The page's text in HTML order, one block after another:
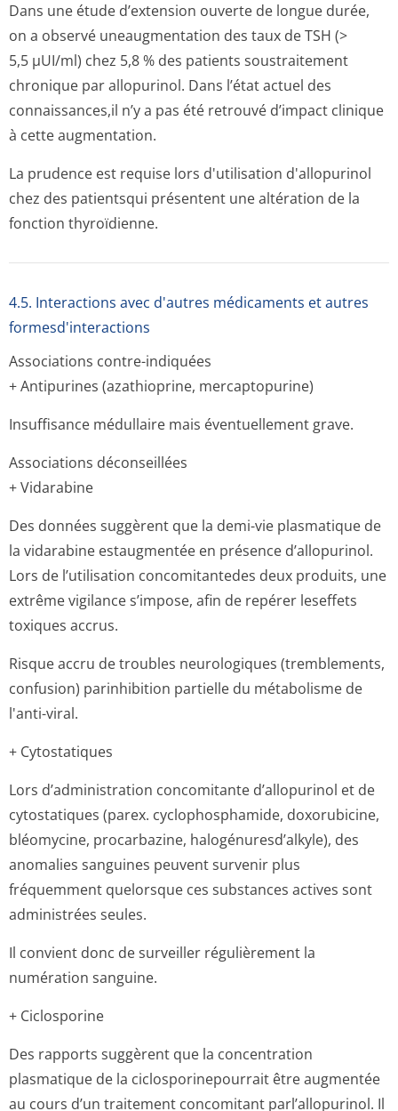
Dans une étude d’extension ouverte de longue durée,
on a observé uneaugmentation des taux de TSH (>
5,5 µUI/ml) chez 5,8 % des patients soustraitement
chronique par allopurinol. Dans l’état actuel des
connaissances,il n’y a pas été retrouvé d’impact clinique
à cette augmentation.
La prudence est requise lors d'utilisation d'allopurinol
chez des patientsqui présentent une altération de la
fonction thyroïdienne.
4.5. Interactions avec d'autres médicaments et autres
formesd'interactions
Associations contre-indiquées
+ Antipurines (azathioprine, mercaptopurine)
Insuffisance médullaire mais éventuellement grave.
Associations déconseillées
+ Vidarabine
Des données suggèrent que la demi-vie plasmatique de
la vidarabine estaugmentée en présence d’allopurinol.
Lors de l’utilisation concomitantedes deux produits, une
extrême vigilance s’impose, afin de repérer leseffets
toxiques accrus.
Risque accru de troubles neurologiques (tremblements,
confusion) parinhibition partielle du métabolisme de
l'anti-viral.
+ Cytostatiques
Lors d’administration concomitante d’allopurinol et de
cytostatiques (parex. cyclophosphamide, doxorubicine,
bléomycine, procarbazine, halogénuresd’al­kyle), des
anomalies sanguines peuvent survenir plus
fréquemment quelorsque ces substances actives sont
administrées seules.
Il convient donc de surveiller régulièrement la
numération sanguine.
+ Ciclosporine
Des rapports suggèrent que la concentration
plasmatique de la ciclosporinepou­rrait être augmentée
au cours d’un traitement concomitant parl’allopurinol. Il